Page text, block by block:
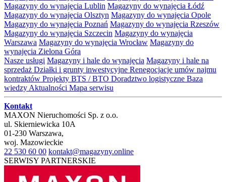
Magazyny do wynajęcia Lublin Magazyny do wynajęcia Łódź
Magazyny do wynajęcia Olsztyn Magazyny do wynajęcia Opole
Magazyny do wynajęcia Poznań Magazyny do wynajęcia Rzeszów
Magazyny do wynajęcia Szczecin Magazyny do wynajęcia
Warszawa Magazyny do wynajęcia Wrocław Magazyny do
wynajęcia Zielona Góra
Nasze usługi Magazyny i hale do wynajęcia Magazyny i hale na
sprzedaż Działki i grunty inwestycyjne Renegocjacje umów najmu
kontraktów Projekty BTS / BTO Doradztwo logistyczne Baza
wiedzy Aktualności Mapa serwisu
Kontakt
MAXON Nieruchomości Sp. z o.o.
ul. Skierniewicka 10A
01-230 Warszawa,
woj. Mazowieckie
22 530 60 00 kontakt@magazyny.online
SERWISY PARTNERSKIE